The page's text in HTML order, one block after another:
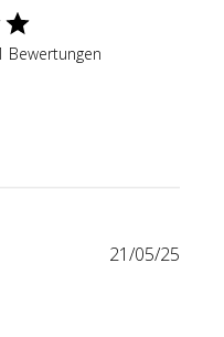
Bewertungen
21/05/25